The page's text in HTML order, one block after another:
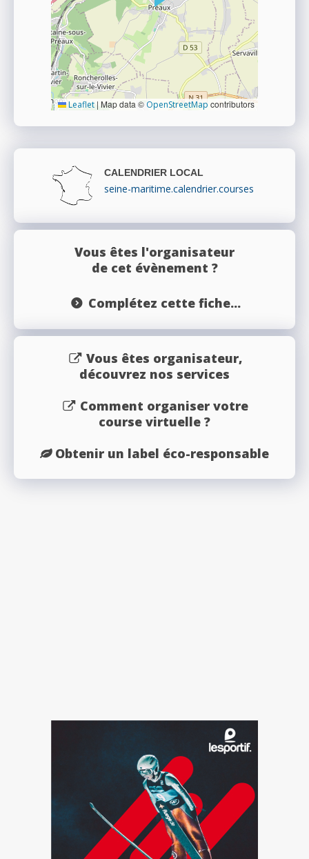
Leaflet | Map data © OpenStreetMap contributors
CALENDRIER LOCAL
seine-maritime.calendrier.courses
Vous êtes l'organisateur
de cet évènement ?
Complétez cette fiche...
Vous êtes organisateur,
découvrez nos services
Comment organiser votre
course virtuelle ?
Obtenir un label éco-responsable